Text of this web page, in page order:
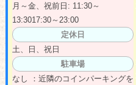
月～金、祝前日: 11:30～
13:3017:30～23:00
定休日
土、日、祝日
駐車場
なし ：近隣のコインパーキングを